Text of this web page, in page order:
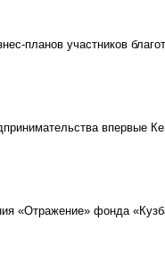
планов участников
впервые
«Отражение» фонда